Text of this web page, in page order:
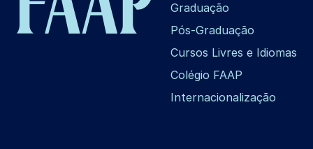
Graduação
Pós-Graduação
Cursos Livres e Idiomas
Colégio FAAP
Internacionalização